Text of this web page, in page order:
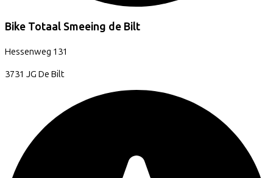
Bike Totaal Smeeing de Bilt
Hessenweg 131
3731 JG De Bilt